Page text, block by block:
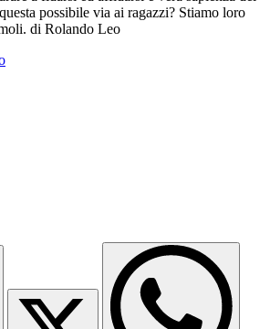
possibile via ai ragazzi? Stiamo loro
di Rolando Leo